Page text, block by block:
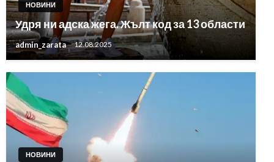
НОВИНИ
Удря ни адска жега. Жълт код за 13 области
admin_zarata 12.08.2025
НОВИНИ